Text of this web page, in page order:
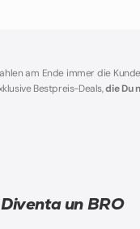
am Ende immer die
Bestpreis-Deals,die Du
Diventa un BRO